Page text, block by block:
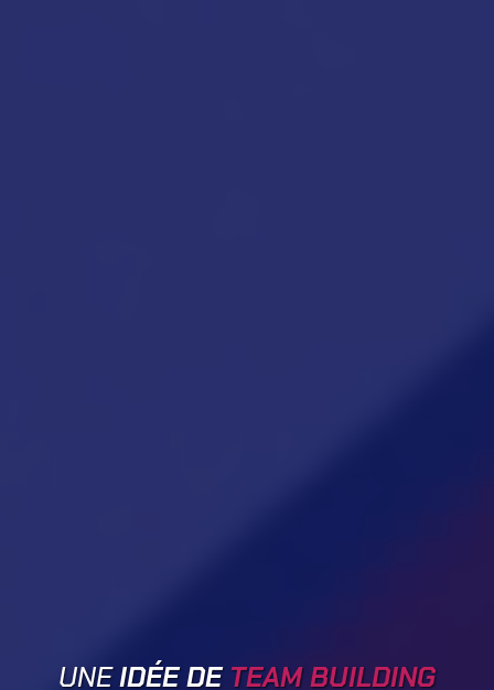
UNEIDÉE DE TEAM BUILDING